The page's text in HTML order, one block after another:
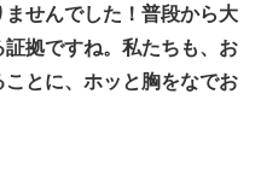
せんでした！普段から大
拠ですね。私たちも、お
とに、ホッと胸をなでお